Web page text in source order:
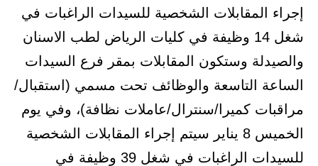
إجراء المقابلات الشخصية للسيدات الراغبات في
شغل 14 وظيفة في كليات الرياض لطب الاسنان
والصيدلة وستكون المقابلات بمقر فرع السيدات
الساعة التاسعة والوظائف تحت مسمي (استقبال/
مراقبات كميرا/سنترال/عاملات نظافة)، وفي يوم
الخميس 8 يناير سيتم إجراء المقابلات الشخصية
للسيدات الراغبات في شغل 39 وظيفة في